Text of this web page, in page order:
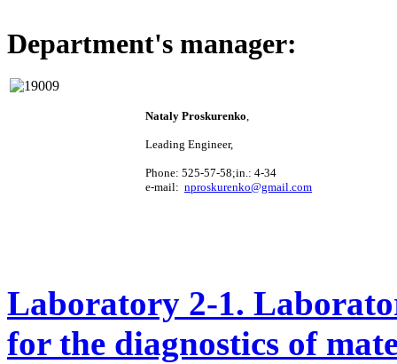
Department's manager:
Nataly Proskurenko,
Leading Engineer,
Phone: 525-57-58;in.: 4-34
e-mail: nproskurenko@gmail.com
Laboratory 2-1.
for the diagnostics of